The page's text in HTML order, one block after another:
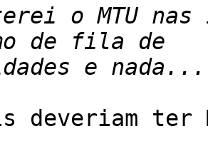
o MTU
deveriam ter